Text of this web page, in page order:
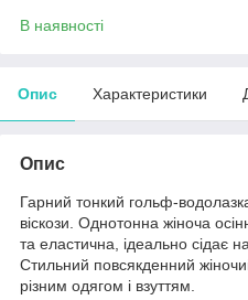
В наявності
Опис Характеристики
Опис
Гарний тонкий гольф-
віскози. Однотонна жіноча
та еластична, ідеально сідає
Стильний повсякденний
різним одягом і взуттям.